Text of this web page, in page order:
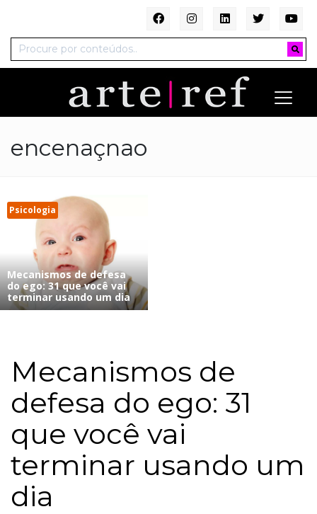
encenaçnao
Psicologia
Mecanismos de defesa
do ego: 31 que você vai
terminar usando um dia
Mecanismos de
defesa do ego: 31
que você vai
terminar usando um
dia